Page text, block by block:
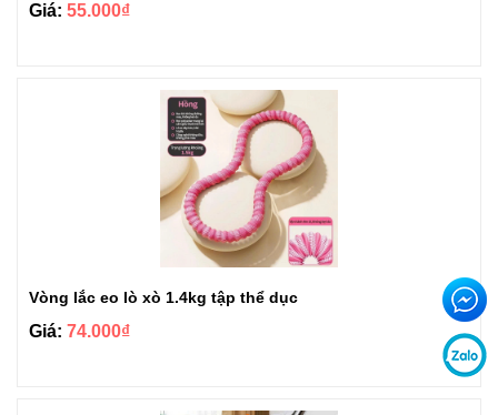
Giá: 55.000₫
Vòng lắc eo lò xò 1.4kg tập thể dục
Giá: 74.000₫